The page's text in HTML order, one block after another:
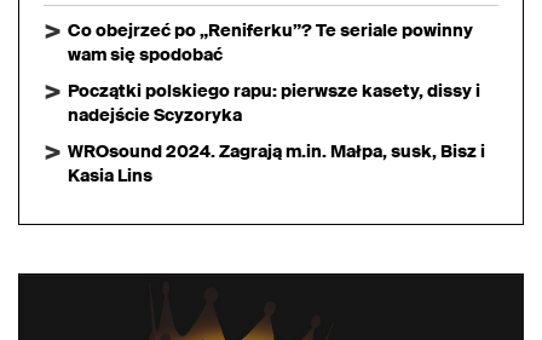
Co obejrzeć po „Reniferku”? Te seriale powinny
wam się spodobać
Początki polskiego rapu: pierwsze kasety, dissy i
nadejście Scyzoryka
WROsound 2024. Zagrają m.in. Małpa, susk, Bisz i
Kasia Lins